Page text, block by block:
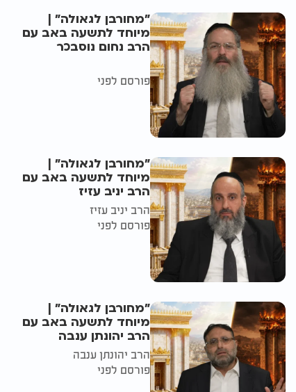
"מחורבן לגאולה" |
מיוחד לתשעה באב עם
הרב נחום נוסבכר
פורסם לפני
"מחורבן לגאולה" |
מיוחד לתשעה באב עם
הרב יניב עזיז
הרב יניב עזיז
פורסם לפני
"מחורבן לגאולה" |
מיוחד לתשעה באב עם
הרב יהונתן ענבה
הרב יהונתן ענבה
פורסם לפני